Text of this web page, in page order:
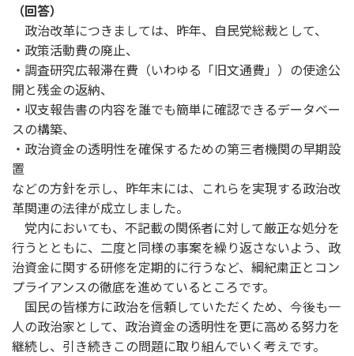
（回答）
政治改革につきましては、昨年、自民党総裁として、
・政策活動費の廃止、
・調査研究広報滞在費（いわゆる「旧文通費」）の使途公
開と残金の返納、
・収支報告書の内容を誰でも簡単に確認できるデータベー
スの構築、
・政治資金の透明性を確保するための第三者機関の早期設
置
などの方針を示し、昨年末には、これらを実現する政治改
革関連の法律が成立しました。
党内においても、不記載の関係者に対して厳正な処分を
行うとともに、二度と同様の事案を繰り返さないよう、政
治資金に関する研修を定期的に行うなど、綱紀粛正とコン
プライアンスの徹底を進めているところです。
国民の皆様方に政治を信頼していただくため、今後も一
人の政治家として、政治資金の透明性を更に高める努力を
継続し、引き続きこの問題に取り組んでいく考えです。